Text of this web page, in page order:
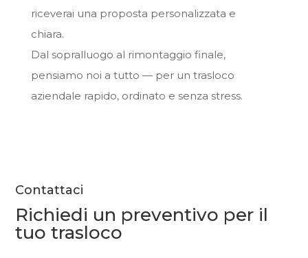
riceverai una proposta personalizzata e
chiara.
Dal sopralluogo al rimontaggio finale,
pensiamo noi a tutto — per un trasloco
aziendale rapido, ordinato e senza stress.
Contattaci
Richiedi un preventivo per il
tuo trasloco